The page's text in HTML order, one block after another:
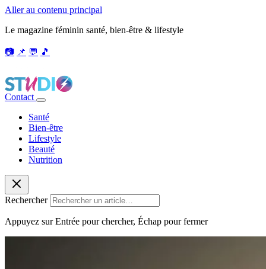
Aller au contenu principal
Le magazine féminin santé, bien-être & lifestyle
📷 📌 💬 🎵
Contact
Santé
Bien-être
Lifestyle
Beauté
Nutrition
Rechercher
Appuyez sur Entrée pour chercher, Échap pour fermer